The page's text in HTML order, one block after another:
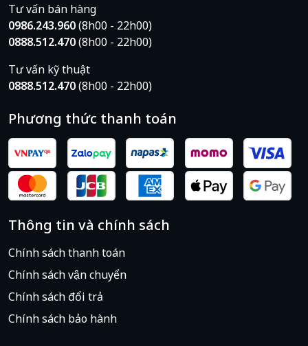
Tư vấn bán hàng
0986.243.960(8h00 - 22h00)
0888.512.470(8h00 - 22h00)
Tư vấn kỹ thuật
0888.512.470(8h00 - 22h00)
Phương thức thanh toán
Thông tin và chính sách
Chính sách thanh toán
Chính sách vận chuyển
Chính sách đổi trả
Chính sách bảo hành